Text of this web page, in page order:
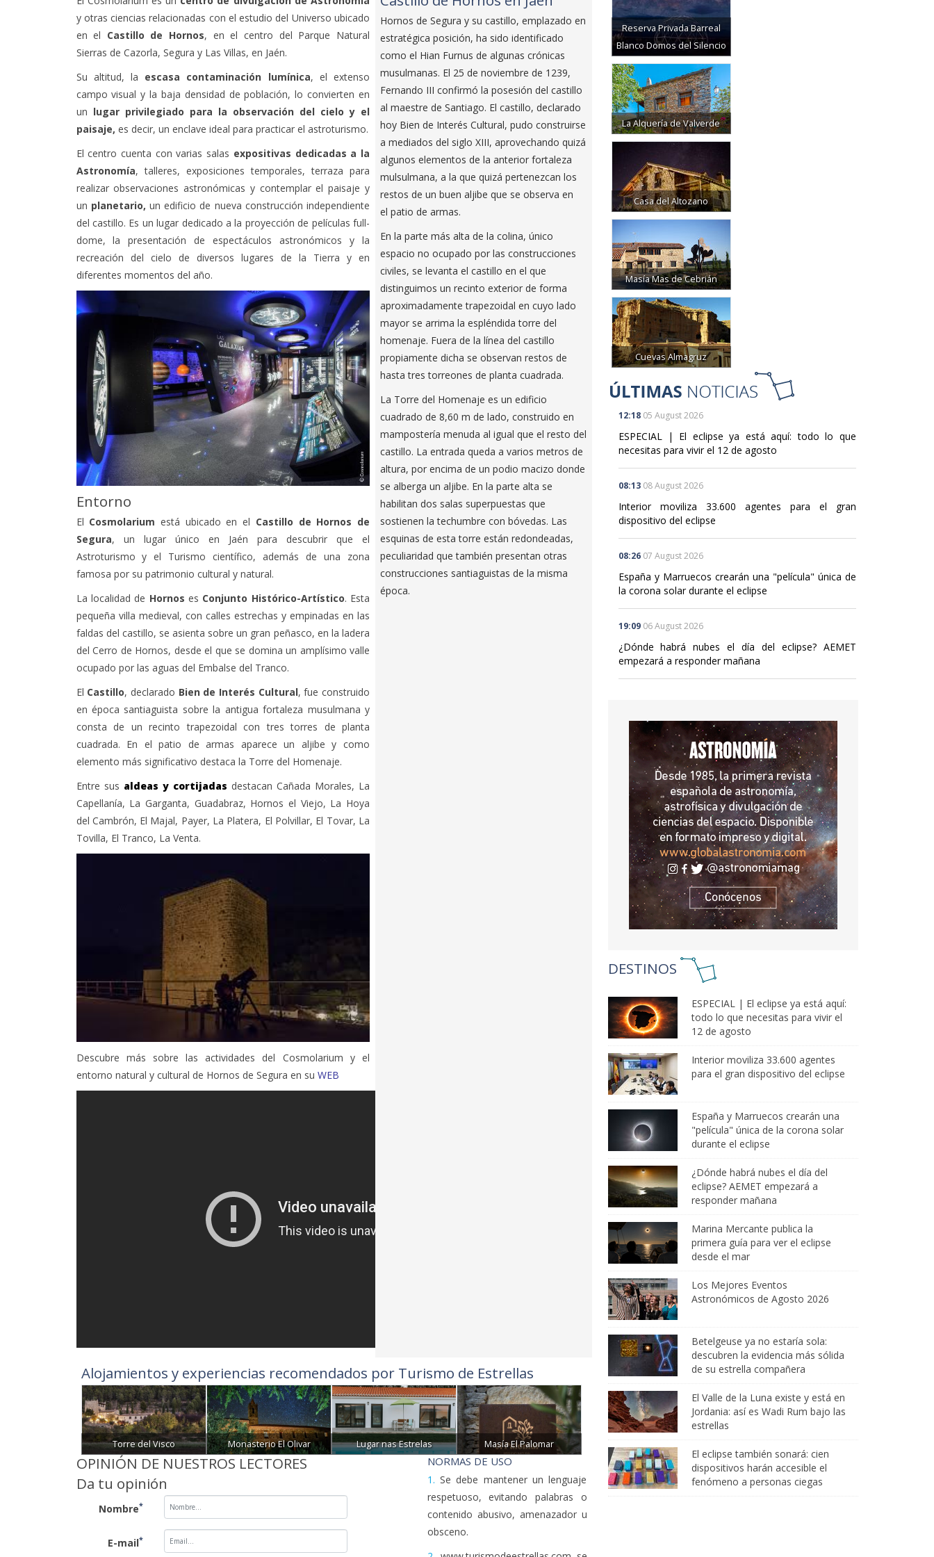
y otras ciencias relacionadas con el estudio del Universo ubicado
en el Castillo de Hornos, en el centro del Parque Natural
Sierras de Cazorla, Segura y Las Villas, en Jaén.
Su altitud, la escasa contaminación lumínica, el extenso
campo visual y la baja densidad de población, lo convierten en
un lugar privilegiado para la observación del cielo y el
paisaje, es decir, un enclave ideal para practicar el astroturismo.
El centro cuenta con varias salas expositivas dedicadas a la
Astronomía, talleres, exposiciones temporales, terraza para
realizar observaciones astronómicas y contemplar el paisaje y
un planetario, un edificio de nueva construcción independiente
del castillo. Es un lugar dedicado a la proyección de películas full-
dome, la presentación de espectáculos astronómicos y la
recreación del cielo de diversos lugares de la Tierra y en
diferentes momentos del año.
Entorno
El Cosmolarium está ubicado en el Castillo de Hornos de
Segura, un lugar único en Jaén para descubrir que el
Astroturismo y el Turismo científico, además de una zona
famosa por su patrimonio cultural y natural.
La localidad de Hornos es Conjunto Histórico-Artístico. Esta
pequeña villa medieval, con calles estrechas y empinadas en las
faldas del castillo, se asienta sobre un gran peñasco, en la ladera
del Cerro de Hornos, desde el que se domina un amplísimo valle
ocupado por las aguas del Embalse del Tranco.
El Castillo, declarado Bien de Interés Cultural, fue construido
en época santiaguista sobre la antigua fortaleza musulmana y
consta de un recinto trapezoidal con tres torres de planta
cuadrada. En el patio de armas aparece un aljibe y como
elemento más significativo destaca la Torre del Homenaje.
Entre sus aldeas y cortijadas destacan Cañada Morales, La
Capellanía, La Garganta, Guadabraz, Hornos el Viejo, La Hoya
del Cambrón, El Majal, Payer, La Platera, El Polvillar, El Tovar, La
Tovilla, El Tranco, La Venta.
Descubre más sobre las actividades del Cosmolarium y el
entorno natural y cultural de Hornos de Segura en su WEB
Hornos de Segura y su castillo, emplazado en
estratégica posición, ha sido identificado
como el Hian Furnus de algunas crónicas
musulmanas. El 25 de noviembre de 1239,
Fernando III confirmó la posesión del castillo
al maestre de Santiago. El castillo, declarado
hoy Bien de Interés Cultural, pudo construirse
a mediados del siglo XIII, aprovechando quizá
algunos elementos de la anterior fortaleza
mulsulmana, a la que quizá pertenezcan los
restos de un buen aljibe que se observa en
el patio de armas.
En la parte más alta de la colina, único
espacio no ocupado por las construcciones
civiles, se levanta el castillo en el que
distinguimos un recinto exterior de forma
aproximadamente trapezoidal en cuyo lado
mayor se arrima la espléndida torre del
homenaje. Fuera de la línea del castillo
propiamente dicha se observan restos de
hasta tres torreones de planta cuadrada.
La Torre del Homenaje es un edificio
cuadrado de 8,60 m de lado, construido en
mampostería menuda al igual que el resto del
castillo. La entrada queda a varios metros de
altura, por encima de un podio macizo donde
se alberga un aljibe. En la parte alta se
habilitan dos salas superpuestas que
sostienen la techumbre con bóvedas. Las
esquinas de esta torre están redondeadas,
peculiaridad que también presentan otras
construcciones santiaguistas de la misma
época.
Alojamientos y experiencias recomendados por Turismo de Estrellas
Torre del Visco Monasterio El Olivar Lugar nas Estrelas Masía El Palomar
OPINIÓN DE NUESTROS LECTORES
Da tu opinión
Nombre*
E-mail*
NORMAS DE USO
1. Se debe mantener un lenguaje
respetuoso, evitando palabras o
contenido abusivo, amenazador u
obsceno.
Reserva Privada Barreal
Blanco Domos del Silencio
La Alquería de Valverde
Casa del Altozano
Masía Mas de Cebrián
Cuevas Almagruz
12:18 05 August 2026
ESPECIAL | El eclipse ya está aquí: todo lo que
necesitas para vivir el 12 de agosto
08:13 08 August 2026
Interior moviliza 33.600 agentes para el gran
dispositivo del eclipse
08:26 07 August 2026
España y Marruecos crearán una "película" única de
la corona solar durante el eclipse
19:09 06 August 2026
¿Dónde habrá nubes el día del eclipse? AEMET
empezará a responder mañana
DESTINOS
ESPECIAL | El eclipse ya está aquí:
todo lo que necesitas para vivir el
12 de agosto
Interior moviliza 33.600 agentes
para el gran dispositivo del eclipse
España y Marruecos crearán una
"película" única de la corona solar
durante el eclipse
¿Dónde habrá nubes el día del
eclipse? AEMET empezará a
responder mañana
Marina Mercante publica la
primera guía para ver el eclipse
desde el mar
Los Mejores Eventos
Astronómicos de Agosto 2026
Betelgeuse ya no estaría sola:
descubren la evidencia más sólida
de su estrella compañera
El Valle de la Luna existe y está en
Jordania: así es Wadi Rum bajo las
estrellas
El eclipse también sonará: cien
dispositivos harán accesible el
fenómeno a personas ciegas